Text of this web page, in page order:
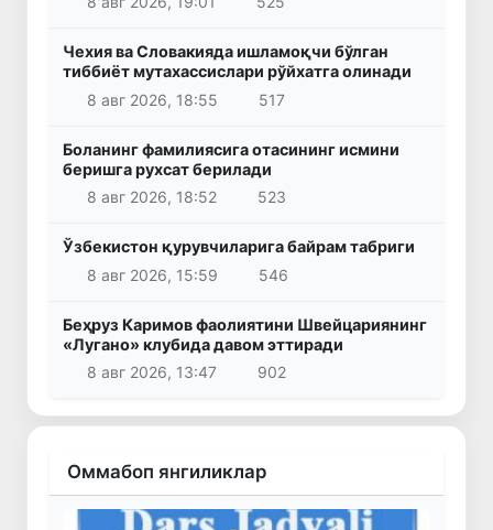
Чехия ва Словакияда ишламоқчи бўлган
тиббиёт мутахассислари рўйхатга олинади
8 авг 2026, 18:55
517
Боланинг фамилиясига отасининг исмини
беришга рухсат берилади
8 авг 2026, 18:52
523
Ўзбекистон қурувчиларига байрам табриги
8 авг 2026, 15:59
546
Беҳруз Каримов фаолиятини Швейцариянинг
«Лугано» клубида давом эттиради
8 авг 2026, 13:47
902
Оммабоп янгиликлар